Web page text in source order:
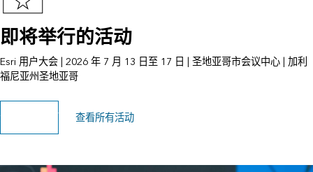
即将举行的活动
Esri 用户大会 | 2026 年 7 月 13 日至 17 日 | 圣地亚哥市会议中心 | 加利
福尼亚州圣地亚哥
浏览活动页面 查看所有活动